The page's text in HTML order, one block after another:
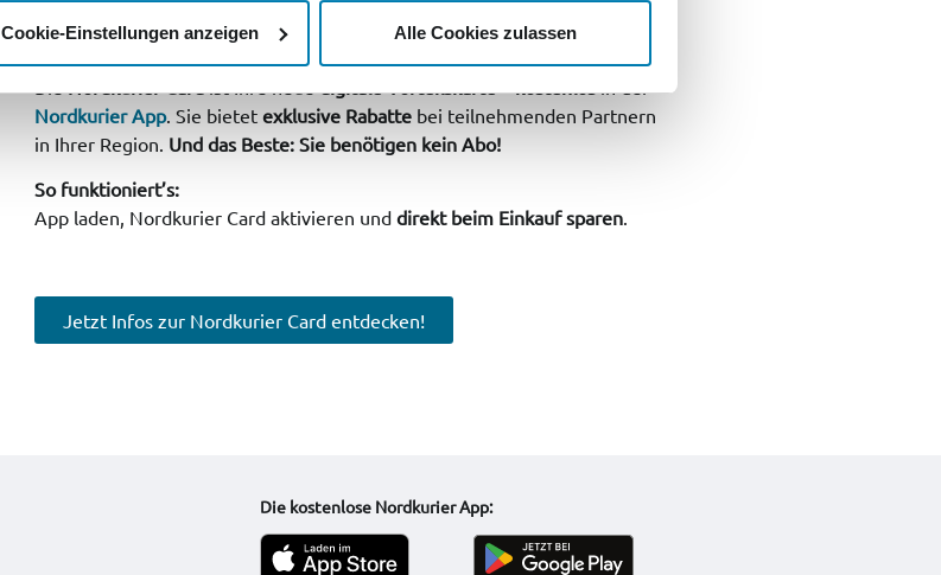
Cookie-Einstellungen anzeigen Alle Cookies zulassen
mit der digitalen Nordkurier Card!
DieNordkurier Cardist Ihre neuedigitale Vorteilskarte – kostenlosin der
Nordkurier App. Sie bietet exklusive Rabatte bei teilnehmenden Partnern
in Ihrer Region. Und das Beste: Sie benötigen kein Abo!
So funktioniert’s:
App laden, Nordkurier Card aktivieren und direkt beim Einkauf sparen.
Jetzt Infos zur Nordkurier Card entdecken!
Die kostenlose Nordkurier App: